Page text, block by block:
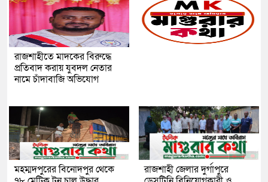
রাজশাহীতে মাদকের বিরুদ্ধে
প্রতিবাদ করায় যুবদল নেতার
নামে চাঁদাবাজি অভিযোগ
মহম্মদপুরের বিনোদপুর থেকে
রাজশাহী জেলার দুর্গাপুরে